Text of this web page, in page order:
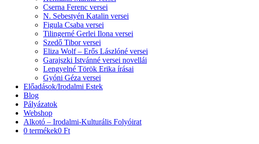
Cserna Ferenc versei
N. Sebestyén Katalin versei
Figula Csaba versei
Tilingerné Gerlei Ilona versei
Szedő Tibor versei
Eliza Wolf – Erős Lászlóné versei
Garajszki Istvánné versei novellái
Lengyelné Török Erika írásai
Gyóni Géza versei
Előadások/Irodalmi Estek
Blog
Pályázatok
Webshop
Alkotó – Irodalmi-Kulturális Folyóirat
0 termékek0 Ft